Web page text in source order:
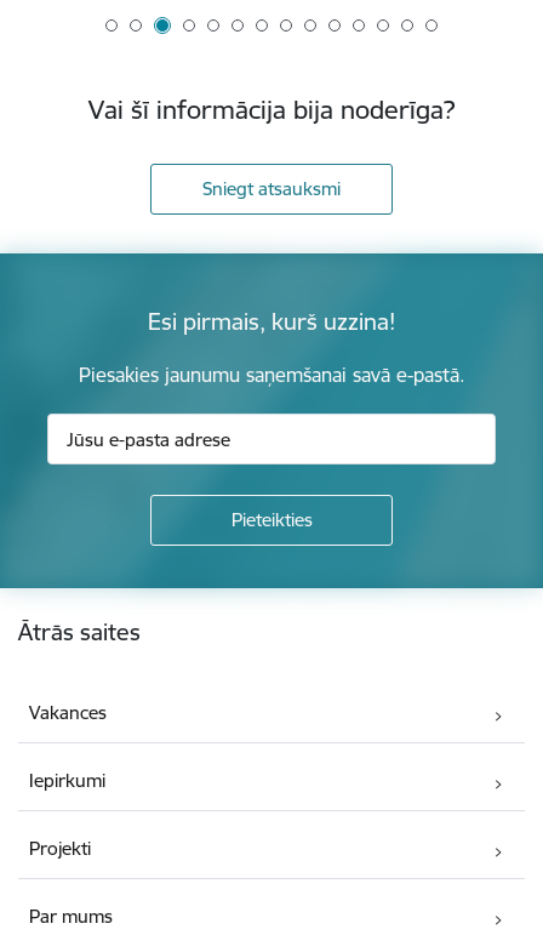
Vai šī informācija bija noderīga?
Sniegt atsauksmi
Esi pirmais, kurš uzzina!
Piesakies jaunumu saņemšanai savā e-pastā.
Ātrās saites
Vakances
Iepirkumi
Projekti
Par mums